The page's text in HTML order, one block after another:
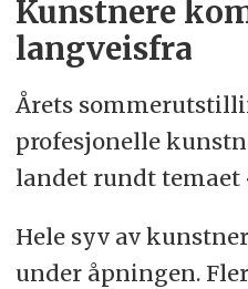
Kunstnere
langveisfra
Årets
profesjonelle
landet rundt temaet
Hele syv av
under åpningen.